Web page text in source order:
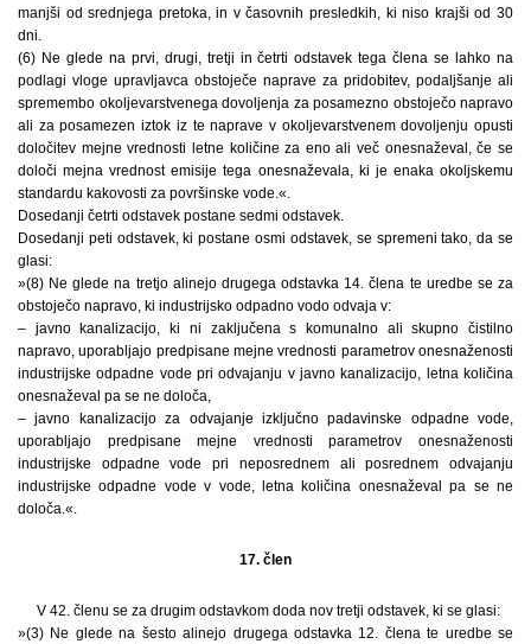
manjši od srednjega pretoka, in v časovnih presledkih, ki niso krajši od 30
dni.
(6) Ne glede na prvi, drugi, tretji in četrti odstavek tega člena se lahko na
podlagi vloge upravljavca obstoječe naprave za pridobitev, podaljšanje ali
spremembo okoljevarstvenega dovoljenja za posamezno obstoječo napravo
ali za posamezen iztok iz te naprave v okoljevarstvenem dovoljenju opusti
določitev mejne vrednosti letne količine za eno ali več onesnaževal, če se
določi mejna vrednost emisije tega onesnaževala, ki je enaka okoljskemu
standardu kakovosti za površinske vode.«.
Dosedanji četrti odstavek postane sedmi odstavek.
Dosedanji peti odstavek, ki postane osmi odstavek, se spremeni tako, da se
glasi:
»(8) Ne glede na tretjo alinejo drugega odstavka 14. člena te uredbe se za
obstoječo napravo, ki industrijsko odpadno vodo odvaja v:
– javno kanalizacijo, ki ni zaključena s komunalno ali skupno čistilno
napravo, uporabljajo predpisane mejne vrednosti parametrov onesnaženosti
industrijske odpadne vode pri odvajanju v javno kanalizacijo, letna količina
onesnaževal pa se ne določa,
– javno kanalizacijo za odvajanje izključno padavinske odpadne vode,
uporabljajo predpisane mejne vrednosti parametrov onesnaženosti
industrijske odpadne vode pri neposrednem ali posrednem odvajanju
industrijske odpadne vode v vode, letna količina onesnaževal pa se ne
določa.«.
17. člen
V 42. členu se za drugim odstavkom doda nov tretji odstavek, ki se glasi:
»(3) Ne glede na šesto alinejo drugega odstavka 12. člena te uredbe se